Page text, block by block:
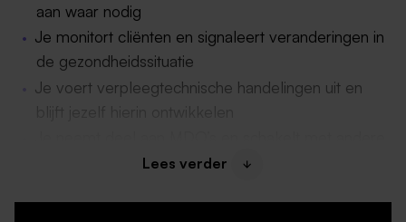
aan waar nodig
Je monitort cliënten en signaleert veranderingen in
de gezondheidssituatie
Je voert verpleegtechnische handelingen uit en
Lees verder